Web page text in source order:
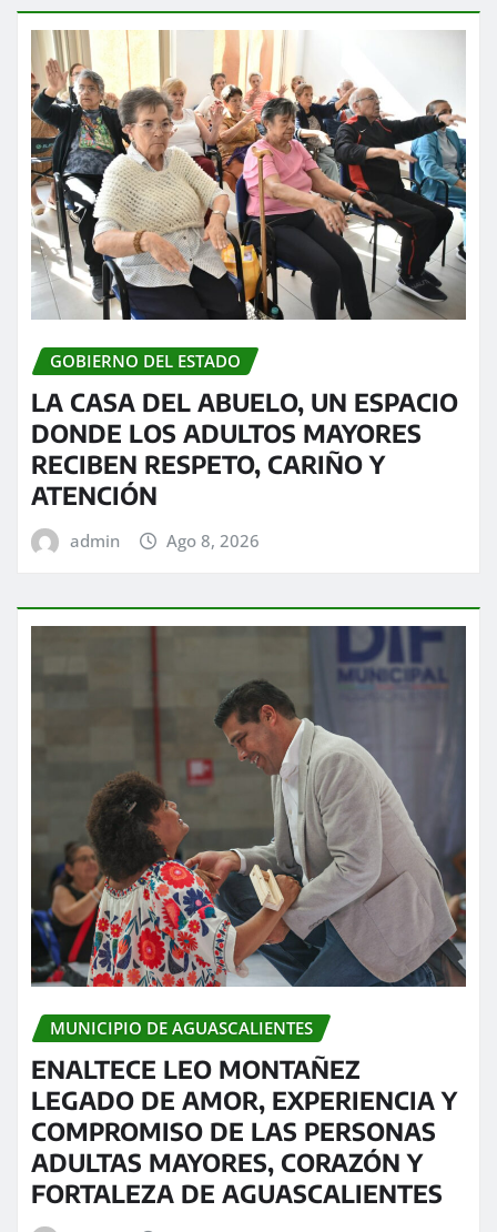
GOBIERNO DEL ESTADO
LA CASA DEL ABUELO, UN ESPACIO
DONDE LOS ADULTOS MAYORES
RECIBEN RESPETO, CARIÑO Y
ATENCIÓN
admin Ago 8, 2026
MUNICIPIO DE AGUASCALIENTES
ENALTECE LEO MONTAÑEZ
LEGADO DE AMOR, EXPERIENCIA Y
COMPROMISO DE LAS PERSONAS
ADULTAS MAYORES, CORAZÓN Y
FORTALEZA DE AGUASCALIENTES